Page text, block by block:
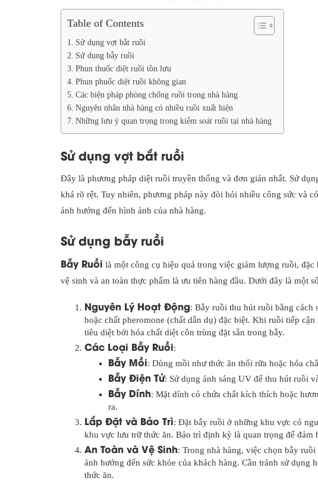
Table of Contents
Sử dụng vợt bắt ruồi
Sử dụng bẫy ruồi
Phun thuốc diệt ruồi tồn lưu
Phun phuốc diệt ruồi không gian
Các biện pháp phòng chống ruồi trong nhà hàng
Nguyên nhân nhà hàng có nhiều ruồi xuất hiện
Những lưu ý quan trọng trong kiểm soát ruồi tại nhà hàng
Sử dụng vợt bắt ruồi
Đây là phương pháp diệt ruồi truyền thống và đơn giản nhất. Sử
khá rõ rệt. Tuy nhiên, phương pháp này đòi hỏi nhiều công sức và
ảnh hưởng đến hình ảnh của nhà hàng.
Sử dụng bẫy ruồi
Bẫy Ruồi là một công cụ hiệu quả trong việc giảm lượng ruồi,
vệ sinh và an toàn thực phẩm là ưu tiên hàng đầu. Dưới đây là một
Nguyên Lý Hoạt Động: Bẫy ruồi thu hút ruồi bằng cách
hoặc chất pheromone (chất dẫn dụ) đặc biệt. Khi ruồi tiếp
tiêu diệt bởi hóa chất diệt côn trùng đặt sẵn trong bẫy.
Các Loại Bẫy Ruồi:
Bẫy Mồi: Dùng mồi như thức ăn thối rữa hoặc hóa
Bẫy Điện Tử: Sử dụng ánh sáng UV để thu hút ruồi
Bẫy Dính: Mặt dính có chứa chất kích thích hoặc
ra.
Lắp Đặt và Bảo Trì: Đặt bẫy ruồi ở những khu vực có
khu vực lưu trữ thức ăn. Bảo trì định kỳ là quan trọng để đảm
An Toàn và Vệ Sinh: Trong nhà hàng, việc chọn bẫy
ảnh hưởng đến sức khỏe của khách hàng. Cần tránh sử
thức ăn.